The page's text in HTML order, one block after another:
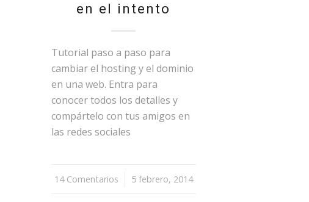
en el intento
Tutorial paso a paso para
cambiar el hosting y el dominio
en una web. Entra para
conocer todos los detalles y
compártelo con tus amigos en
las redes sociales
14 Comentarios
/ 5 febrero, 2014